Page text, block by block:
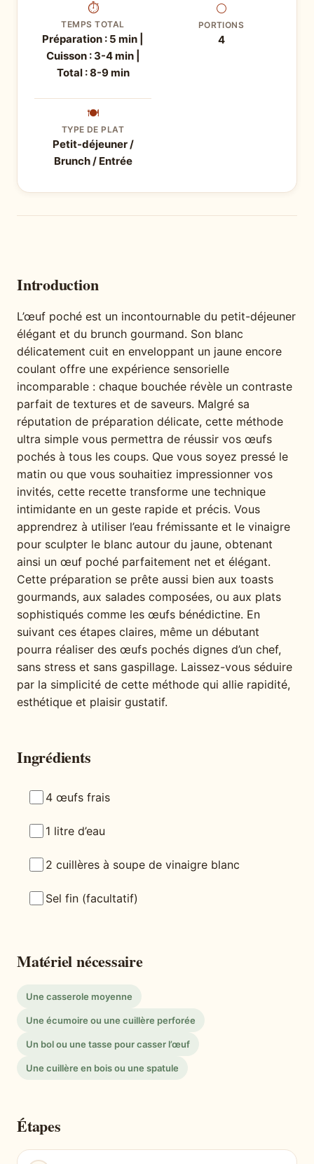
⏱
TEMPS TOTAL
Préparation : 5 min |
Cuisson : 3-4 min |
Total : 8-9 min
⚪
PORTIONS
4
🍽
TYPE DE PLAT
Petit-déjeuner /
Brunch / Entrée
Introduction
L’œuf poché est un incontournable du petit-déjeuner
élégant et du brunch gourmand. Son blanc
délicatement cuit en enveloppant un jaune encore
coulant offre une expérience sensorielle
incomparable : chaque bouchée révèle un contraste
parfait de textures et de saveurs. Malgré sa
réputation de préparation délicate, cette méthode
ultra simple vous permettra de réussir vos œufs
pochés à tous les coups. Que vous soyez pressé le
matin ou que vous souhaitiez impressionner vos
invités, cette recette transforme une technique
intimidante en un geste rapide et précis. Vous
apprendrez à utiliser l’eau frémissante et le vinaigre
pour sculpter le blanc autour du jaune, obtenant
ainsi un œuf poché parfaitement net et élégant.
Cette préparation se prête aussi bien aux toasts
gourmands, aux salades composées, ou aux plats
sophistiqués comme les œufs bénédictine. En
suivant ces étapes claires, même un débutant
pourra réaliser des œufs pochés dignes d’un chef,
sans stress et sans gaspillage. Laissez-vous séduire
par la simplicité de cette méthode qui allie rapidité,
esthétique et plaisir gustatif.
Ingrédients
4 œufs frais
1 litre d’eau
2 cuillères à soupe de vinaigre blanc
Sel fin (facultatif)
Matériel nécessaire
Une casserole moyenne
Une écumoire ou une cuillère perforée
Un bol ou une tasse pour casser l’œuf
Une cuillère en bois ou une spatule
Étapes